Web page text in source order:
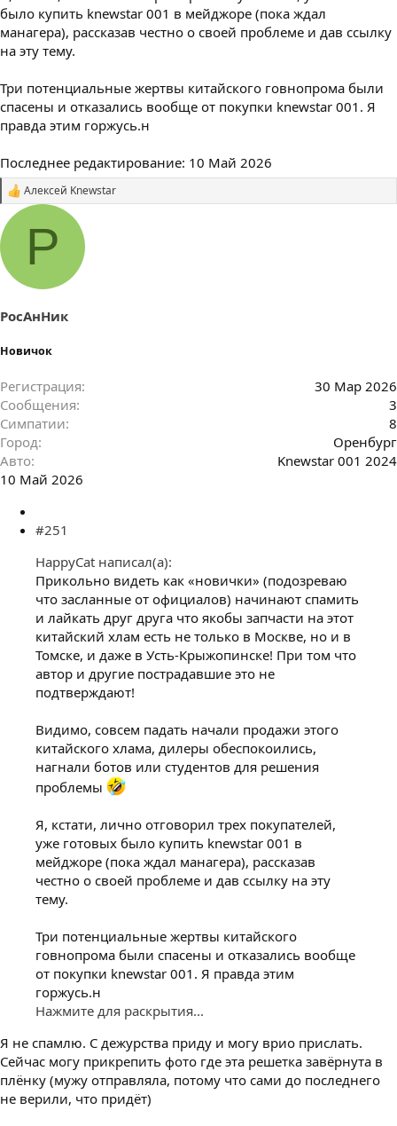
было купить knewstar 001 в мейджоре (пока ждал
манагера), рассказав честно о своей проблеме и дав ссылку
на эту тему.
Три потенциальные жертвы китайского говнопрома были
спасены и отказались вообще от покупки knewstar 001. Я
правда этим горжусь.н
Последнее редактирование: 10 Май 2026
С
м
т
и
:
Алексей Knewstar
Р
РосАнНик
Новичок
Регистрация
30 Мар 2026
Сообщения
3
Симпатии
8
Город
Оренбург
Авто
Knewstar 001 2024
10 Май 2026
#251
HappyCat написал(а):
Прикольно видеть как «новички» (подозреваю
что засланные от официалов) начинают спамить
и лайкать друг друга что якобы запчасти на этот
китайский хлам есть не только в Москве, но и в
Томске, и даже в Усть-Крыжопинске! При том что
автор и другие пострадавшие это не
подтверждают!
Видимо, совсем падать начали продажи этого
китайского хлама, дилеры обеспокоились,
нагнали ботов или студентов для решения
проблемы
Я, кстати, лично отговорил трех покупателей,
уже готовых было купить knewstar 001 в
мейджоре (пока ждал манагера), рассказав
честно о своей проблеме и дав ссылку на эту
тему.
Три потенциальные жертвы китайского
говнопрома были спасены и отказались вообще
от покупки knewstar 001. Я правда этим
горжусь.н
Нажмите для раскрытия...
Я не спамлю. С дежурства приду и могу врио прислать.
Сейчас могу прикрепить фото где эта решетка завёрнута в
плёнку (мужу отправляла, потому что сами до последнего
не верили, что придёт)